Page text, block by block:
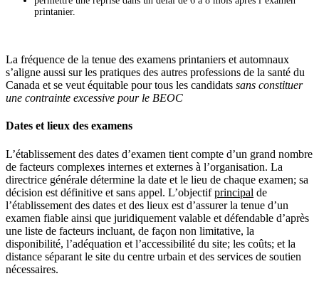
printanier.
La fréquence de la tenue des examens printaniers et automnaux
s’aligne aussi sur les pratiques des autres professions de la santé du
Canada et se veut équitable pour tous les candidats sans constituer
une contrainte excessive pour le BEOC
Dates et lieux des examens
L’établissement des dates d’examen tient compte d’un grand nombre
de facteurs complexes internes et externes à l’organisation. La
directrice générale détermine la date et le lieu de chaque examen; sa
décision est définitive et sans appel. L’objectifprincipal de
l’établissement des dates et des lieux est d’assurer la tenue d’un
examen fiable ainsi que juridiquement valable et défendable d’après
une liste de facteurs incluant, de façon non limitative, la
disponibilité, l’adéquation et l’accessibilité du site; les coûts; et la
distance séparant le site du centre urbain et des services de soutien
nécessaires.